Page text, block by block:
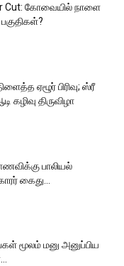
Cut: கோவையில் நாளை
ஏழூர் பிரிவு; ஸ்ரீ
திருவிழா
பாலியல்
கைது…
மூலம் மனு அனுப்பிய